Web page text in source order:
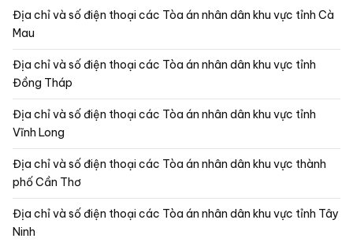
Địa chỉ và số điện thoại các Tòa án nhân dân khu vực tỉnh Cà
Mau
Địa chỉ và số điện thoại các Tòa án nhân dân khu vực tỉnh
Đồng Tháp
Địa chỉ và số điện thoại các Tòa án nhân dân khu vực tỉnh
Vĩnh Long
Địa chỉ và số điện thoại các Tòa án nhân dân khu vực thành
phố Cần Thơ
Địa chỉ và số điện thoại các Tòa án nhân dân khu vực tỉnh Tây
Ninh